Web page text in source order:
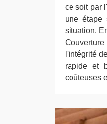
ce soit par
une étape
situation.
l'intégrité
rapide et
coûteuses